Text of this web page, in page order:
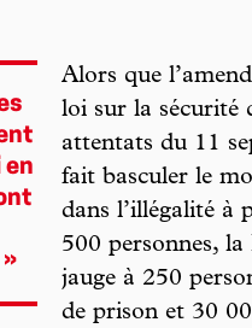
en
Alors que
loi sur la sécurité
attentats du 11
fait basculer le
dans l’illégalité à
500 personnes,
jauge à 250
de prison et 30